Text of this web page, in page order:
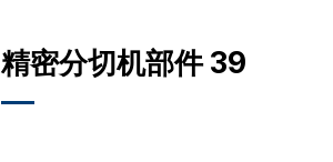
精密分切机部件 39